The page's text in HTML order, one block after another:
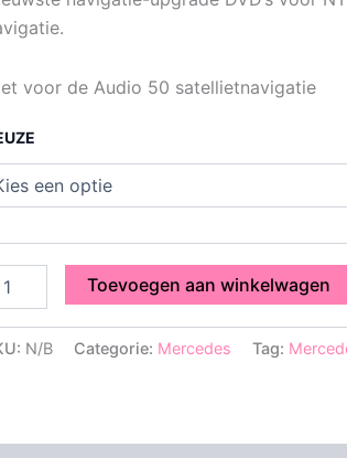
voor de Audio 50 satellietnavigatie
Toevoegen aan winkelwagen
N/B Categorie: Mercedes Tag: